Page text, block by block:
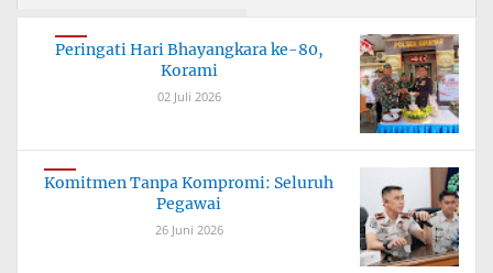
Peringati Hari Bhayangkara ke-80,
Korami
02 Juli 2026
Komitmen Tanpa Kompromi: Seluruh
Pegawai
26 Juni 2026